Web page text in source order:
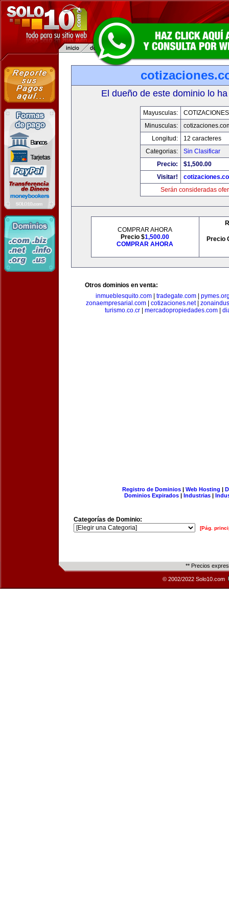
El dueño de este dominio lo
Mayusculas:
Minusculas:
Longitud:
12 caracteres
Categorias:
Sin Clasificar
Precio:
$1,500.00
Visitar!
Serán consideradas
COMPRAR AHORA
Precio $1,500.00
COMPRAR AHORA
Precio
Otros dominios en venta:
inmueblesquito.com
tradegate.com
zonaempresarial.com| cotizaciones.net|
turismo.co.cr| mercadopropiedades.com|
Registro de Dominios| Web Hosting |
Dominios Expirados | Industrias |
Categorías de Dominio:
[Pág.
** Precios
© 2002/2022 Solo10.com